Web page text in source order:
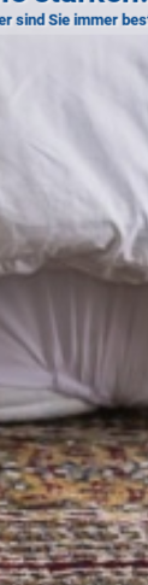
sind Sie immer